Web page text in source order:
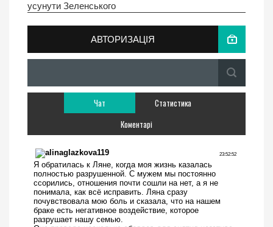
усунути Зеленського
АВТОРИЗАЦІЯ
Чат
Статистика
Коментарі